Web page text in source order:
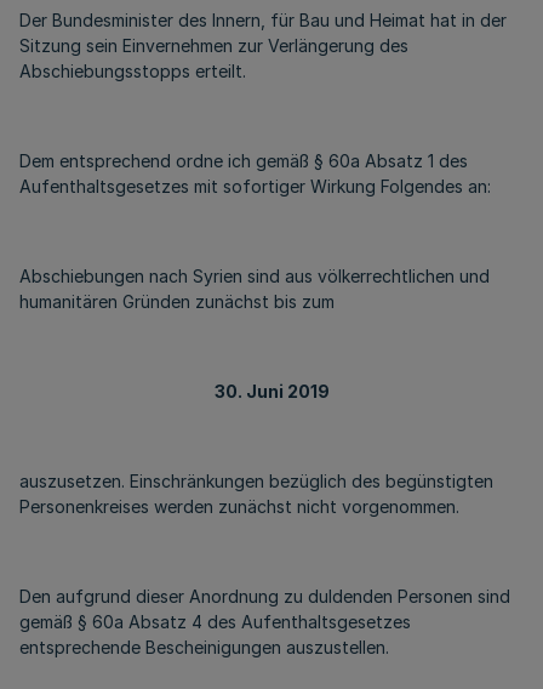
Der Bundesminister des Innern, für Bau und Heimat hat in der
Sitzung sein Einvernehmen zur Verlängerung des
Abschiebungsstopps erteilt.
Dem entsprechend ordne ich gemäß § 60a Absatz 1 des
Aufenthaltsgesetzes mit sofortiger Wirkung Folgendes an:
Abschiebungen nach Syrien sind aus völkerrechtlichen und
humanitären Gründen zunächst bis zum
30. Juni 2019
auszusetzen. Einschränkungen bezüglich des begünstigten
Personenkreises werden zunächst nicht vorgenommen.
Den aufgrund dieser Anordnung zu duldenden Personen sind
gemäß § 60a Absatz 4 des Aufenthaltsgesetzes
entsprechende Bescheinigungen auszustellen.